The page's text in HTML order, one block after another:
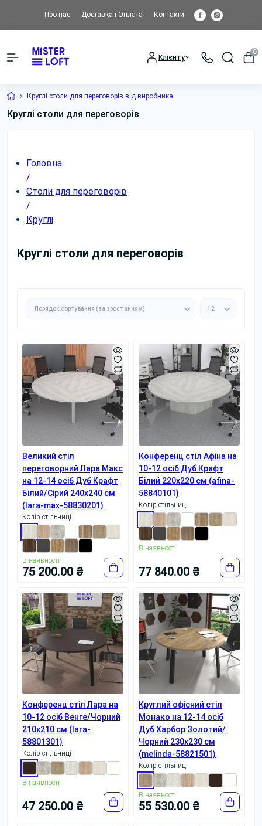
Про нас Доставка і Оплата Контакти
Клієнту
0
Круглі столи для переговорів від виробника
Круглі столи для переговорів
Головна
/
Столи для переговорів
/
Круглі
Круглі столи для переговорів
Великий стіл
переговорний Лара Макс
на 12-14 осіб Дуб Крафт
Білий/Сірий 240x240 см
(lara-max-58830201)
Колір стільниці
В наявності
75 200.00 ₴
Конференц стіл Афіна на
10-12 осіб Дуб Крафт
Білий 220x220 см (afina-
58840101)
Колір стільниці
В наявності
77 840.00 ₴
Конференц стіл Лара на
10-12 осіб Венге/Чорний
210x210 см (lara-
58801301)
Колір стільниці
В наявності
47 250.00 ₴
Круглий офісний стіл
Монако на 12-14 осіб
Дуб Харбор Золотий/
Чорний 230x230 см
(melinda-58821501)
Колір стільниці
В наявності
55 530.00 ₴